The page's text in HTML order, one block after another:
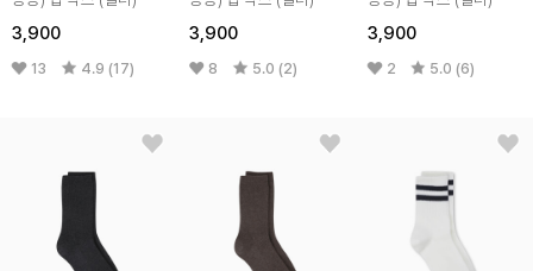
3,900
13 4.9 (17)
3,900
8 5.0 (2)
3,900
2 5.0 (6)